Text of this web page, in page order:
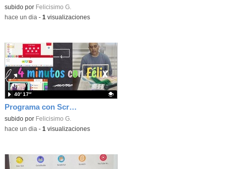
Contenido educativo.
subido por Felicisimo G.
-hace un dia - 1 visualizaciones
Programa con Scratch juegos con los partidos del mundial 2026 ganados por España
Contenido educativo.
subido por Felicisimo G.
40′ 17″
-hace un dia - 1 visualizaciones